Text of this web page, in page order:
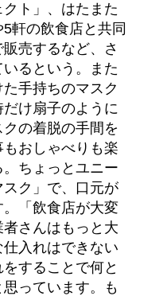
ト」、はたまた
軒の飲食店と共同
売するなど、さ
るという。また
た手持ちのマスク
け扇子のように
の着脱の手間を
おしゃべりも楽
ちょっとユニー
ク」で、口元が
「飲食店が大変
さんはもっと大
入れはできない
することで何と
っています。も